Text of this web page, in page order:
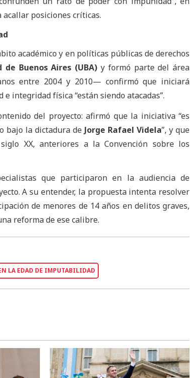
posiciones críticas.
académico y en políticas públicas de derechos
de Buenos Aires (UBA) y formó parte del área
entre 2004 y 2010— confirmó que iniciará
integridad física “están siendo atacadas”.
del proyecto: afirmó que la iniciativa “es
bajo la dictadura de Jorge Rafael Videla”, y que
XX, anteriores a la Convención sobre los
que participaron en la audiencia de
A su entender, la propuesta intenta resolver
de menores de 14 años en delitos graves,
reforma de ese calibre.
LA EDAD DE IMPUTABILIDAD